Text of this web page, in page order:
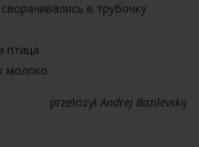
в трубочку
птица
молокo
przełożyłAndrej Bazilevskij